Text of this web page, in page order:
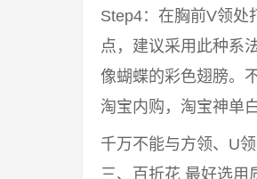
Step4：在胸前V领处
点，建议采用此种系
像蝴蝶的彩色翅膀。
淘宝内购，淘宝神单
千万不能与方领、U领
三、百折花 最好选用